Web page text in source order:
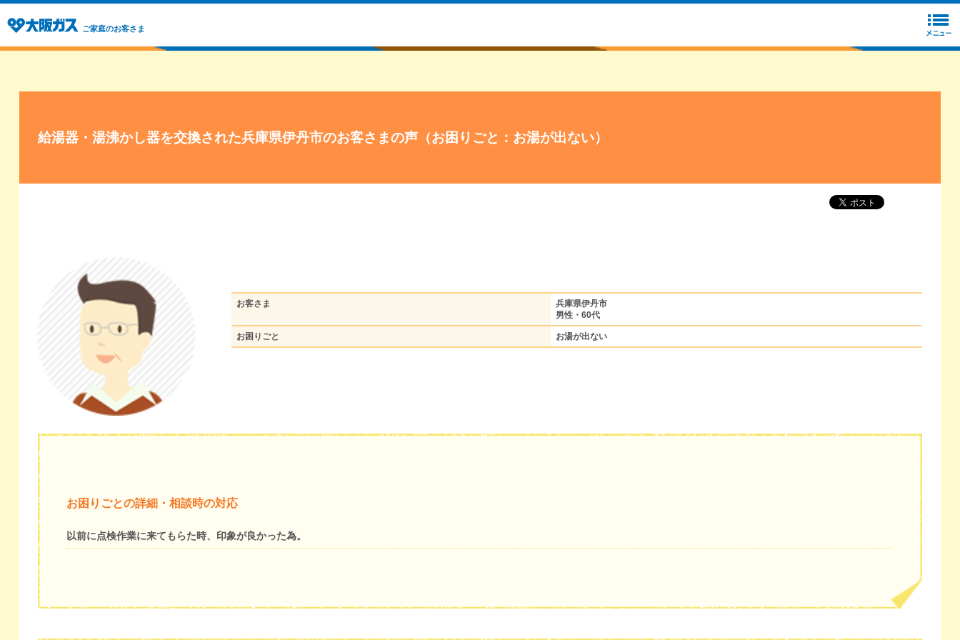
ご家庭のお客さま
給湯器・湯沸かし器を交換された兵庫県伊丹市のお客さまの声（お困りごと：お湯が出ない）
お客さま
兵庫県伊丹市
男性・60代
お困りごと お湯が出ない
お困りごとの詳細・相談時の対応
以前に点検作業に来てもらた時、印象が良かった為。